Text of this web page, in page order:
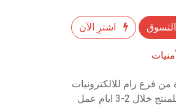
اشترِ الآن
من فرع رام للالكترونيات
2-3 ايام عمل